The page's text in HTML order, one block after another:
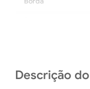
Descrição